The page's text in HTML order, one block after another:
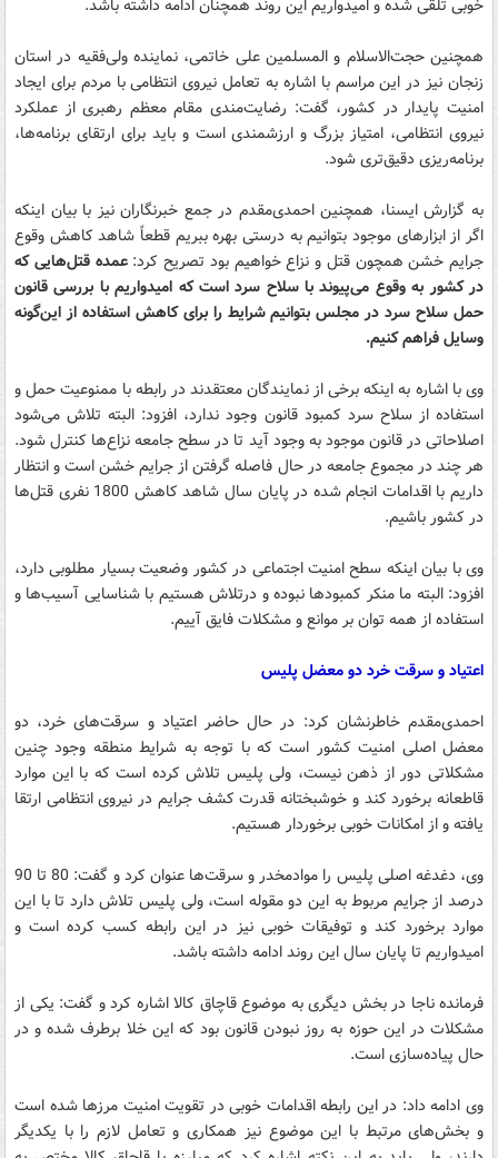
خوبی تلقی شده و امیدواریم این روند همچنان ادامه داشته باشد.
همچنین حجت‌الاسلام ‌و المسلمین علی خاتمی، نماینده ولی‌فقیه در استان
زنجان نیز در این مراسم با اشاره به تعامل نیروی انتظامی با مردم برای ایجاد
امنیت پایدار در کشور، گفت: رضایت‌مندی مقام معظم رهبری از عملکرد
نیروی انتظامی، امتیاز بزرگ و ارزشمندی است و باید برای ارتقای برنامه‌ها،
برنامه‌ریزی دقیق‌تری شود.
به گزارش ایسنا، همچنین احمدی‌مقدم در جمع خبرنگاران نیز با بیان اینکه
اگر از ابزارهای موجود بتوانیم به‌ درستی بهره ببریم قطعاً شاهد کاهش وقوع
جرایم خشن همچون قتل و نزاع خواهیم بود تصریح‌ کرد:عمده قتل‌هایی که
در کشور به وقوع می‌پیوند با سلاح سرد است که امیدواریم با بررسی قانون
حمل سلاح سرد در مجلس بتوانیم شرایط را برای کاهش استفاده از این‌گونه
وسایل فراهم کنیم.
وی با اشاره به اینکه برخی از نمایندگان معتقدند در رابطه با ممنوعیت حمل و
استفاده از سلاح سرد کمبود قانون وجود ندارد، افزود: البته تلاش می‌شود
اصلاحاتی در قانون موجود به ‌وجود آید تا در سطح جامعه نزاع‌ها کنترل شود.
هر چند در مجموع جامعه در حال فاصله گرفتن از جرایم خشن است و انتظار
داریم با اقدامات انجام شده در پایان سال شاهد کاهش 1800 نفری قتل‌ها
در کشور باشیم.
وی با بیان اینکه سطح امنیت اجتماعی در کشور وضعیت بسیار مطلوبی دارد،
افزود: البته ما منکر کمبودها نبوده و درتلاش هستیم با شناسایی آسیب‌ها و
استفاده از همه توان بر موانع و مشکلات فایق آییم.
اعتیاد و سرقت خرد دو معضل پلیس
احمدی‌مقدم خاطرنشان‌ کرد: در حال حاضر اعتیاد و سرقت‌های خرد، دو
معضل اصلی امنیت کشور است که با توجه به شرایط منطقه وجود چنین
مشکلاتی دور از ذهن نیست، ولی پلیس تلاش کرده است که با این موارد
قاطعانه برخورد کند و خوشبختانه قدرت کشف جرایم در نیروی انتظامی ارتقا
یافته و از امکانات خوبی برخوردار هستیم.
وی، دغدغه اصلی پلیس را موادمخدر و سرقت‌ها عنوان کرد و گفت: 80 تا 90
درصد از جرایم مربوط به این دو مقوله است، ولی پلیس تلاش دارد تا با این
موارد برخورد کند و توفیقات خوبی نیز در این رابطه کسب کرده است و
امیدواریم تا پایان سال این روند ادامه داشته باشد.
فرمانده ناجا در بخش دیگری به موضوع قاچاق کالا اشاره کرد و گفت: یکی از
مشکلات در این حوزه به ‌روز نبودن قانون بود که این خلا برطرف شده و در
حال پیاده‌سازی است.
وی ادامه داد: در این رابطه اقدامات خوبی در تقویت امنیت مرزها شده است
و بخش‌های مرتبط با این موضوع نیز همکاری و تعامل لازم را با یکدیگر